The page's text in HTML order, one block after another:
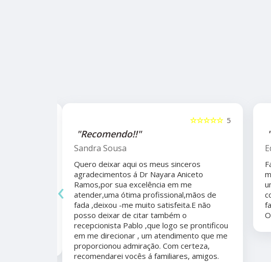
5
☆☆☆☆☆
"Recomendo!!"
Sandra Sousa
Quero deixar aqui os meus sinceros
agradecimentos á Dr Nayara Aniceto
Ramos,por sua excelência em me
atender,uma ótima profissional,mãos de
fada ,deixou -me muito satisfeita.E não
posso deixar de citar também o
recepcionista Pablo ,que logo se prontificou
em me direcionar , um atendimento que me
proporcionou admiração. Com certeza,
recomendarei vocês á familiares, amigos.
‹